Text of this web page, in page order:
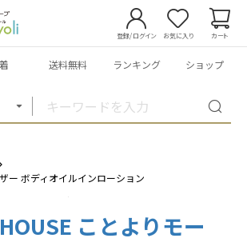
登録/ログイン お気に入り カート
送料無料 ランキング ショップ
ー ボディオイルインローション
ことよりモー